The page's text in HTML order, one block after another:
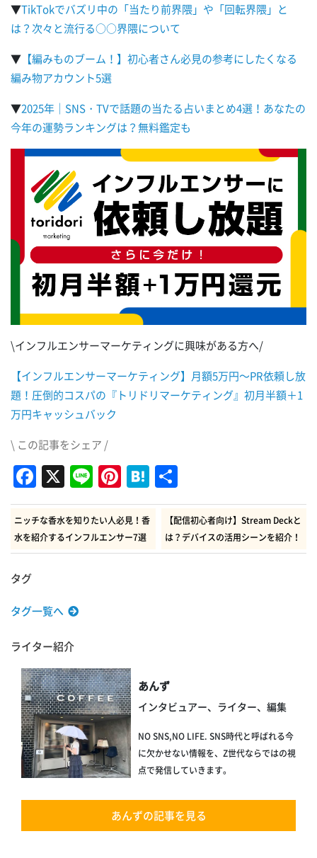
▼TikTokでバズリ中の「当たり前界隈」や「回転界隈」と
は？次々と流行る○○界隈について
▼ 【編みものブーム！】初心者さん必見の参考にしたくなる
編み物アカウント5選
▼2025年｜SNS・TVで話題の当たる占いまとめ4選！あなたの
今年の運勢ランキングは？無料鑑定も
\インフルエンサーマーケティングに興味がある方へ/
【インフルエンサーマーケティング】月額5万円～PR依頼し放
題！圧倒的コスパの『トリドリマーケティング』初月半額＋1
万円キャッシュバック
\ この記事をシェア /
Facebook
X LinePinterest
Hatena
有
ニッチな香水を知りたい人必見！香
水を紹介するインフルエンサー7選
【配信初心者向け】Stream Deckと
は？デバイスの活用シーンを紹介！
タグ
タグ一覧へ
ライター紹介
あんず
インタビュアー、ライター、編集
NO SNS,NO LIFE. SNS時代と呼ばれる今
に欠かせない情報を、Z世代ならではの視
点で発信していきます。
あんずの記事を見る